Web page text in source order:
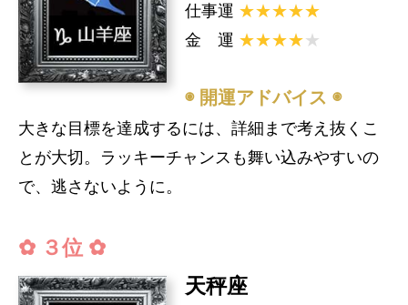
仕事運 ★★★★★
金 運 ★★★★★
◉ 開運アドバイス ◉
大きな目標を達成するには、詳細まで考え抜くこ
とが大切。ラッキーチャンスも舞い込みやすいの
で、逃さないように。
✿ ３位 ✿
天秤座